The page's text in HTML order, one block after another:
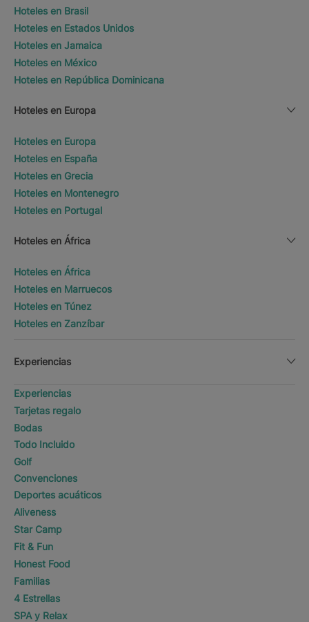
Hoteles en Brasil
Hoteles en Estados Unidos
Hoteles en Jamaica
Hoteles en México
Hoteles en República Dominicana
Hoteles en Europa
Hoteles en Europa
Hoteles en España
Hoteles en Grecia
Hoteles en Montenegro
Hoteles en Portugal
Hoteles en África
Hoteles en África
Hoteles en Marruecos
Hoteles en Túnez
Hoteles en Zanzíbar
Experiencias
Experiencias
Tarjetas regalo
Bodas
Todo Incluido
Golf
Convenciones
Deportes acuáticos
Aliveness
Star Camp
Fit & Fun
Honest Food
Familias
4 Estrellas
SPA y Relax